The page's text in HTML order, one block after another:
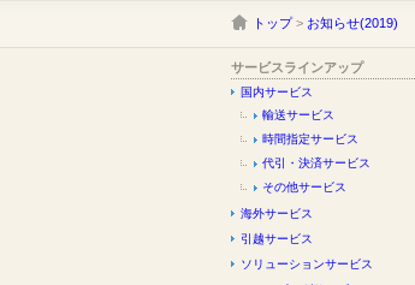
トップ> お知らせ(2019)
サービスラインアップ
国内サービス
輸送サービス
時間指定サービス
代引・決済サービス
その他サービス
海外サービス
引越サービス
ソリューションサービス